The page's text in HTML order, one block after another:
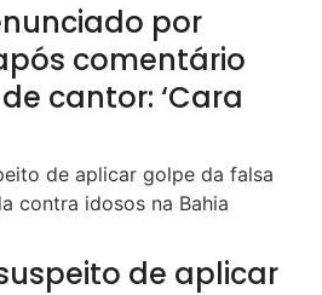
por
comentário
cantor: ‘Cara
de aplicar